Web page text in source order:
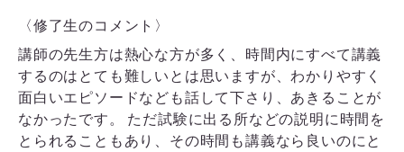
〈修了生のコメント〉
講師の先生方は熱心な方が多く、時間内にすべて講義
するのはとても難しいとは思いますが、わかりやすく
面白いエピソードなども話して下さり、あきることが
なかったです。 ただ試験に出る所などの説明に時間を
とられることもあり、その時間も講義なら良いのにと